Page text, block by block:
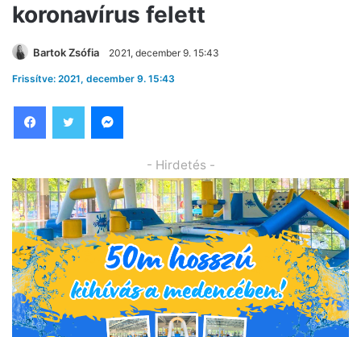
koronavírus felett
Bartok Zsófia 2021, december 9. 15:43
Frissítve: 2021, december 9. 15:43
- Hirdetés -